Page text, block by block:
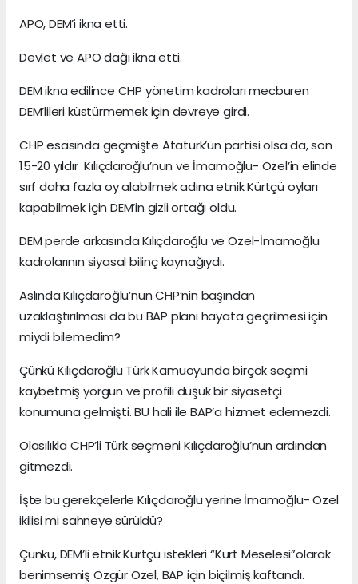
APO, DEM’i ikna etti.
Devlet ve APO dağı ikna etti.
DEM ikna edilince CHP yönetim kadroları mecburen
DEM’lileri küstürmemek için devreye girdi.
CHP esasında geçmişte Atatürk’ün partisi olsa da, son
15-20 yıldır Kılıçdaroğlu’nun ve İmamoğlu- Özel’in elinde
sırf daha fazla oy alabilmek adına etnik Kürtçü oyları
kapabilmek için DEM’in gizli ortağı oldu.
DEM perde arkasında Kılıçdaroğlu ve Özel-İmamoğlu
kadrolarının siyasal bilinç kaynağıydı.
Aslında Kılıçdaroğlu’nun CHP’nin başından
uzaklaştırılması da bu BAP planı hayata geçrilmesi için
miydi bilemedim?
Çünkü Kılıçdaroğlu Türk Kamuoyunda birçok seçimi
kaybetmiş yorgun ve profili düşük bir siyasetçi
konumuna gelmişti. BU hali ile BAP’a hizmet edemezdi.
Olasılıkla CHP’li Türk seçmeni Kılıçdaroğlu’nun ardından
gitmezdi.
İşte bu gerekçelerle Kılıçdaroğlu yerine İmamoğlu- Özel
ikilisi mi sahneye sürüldü?
Çünkü, DEM’li etnik Kürtçü istekleri “Kürt Meselesi”olarak
benimsemiş Özgür Özel, BAP için biçilmiş kaftandı.